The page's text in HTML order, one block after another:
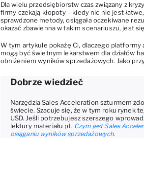
Dla wielu przedsiębiorstw czas związany z
firmy czekają kłopoty – kiedy nic nie jest
sprawdzone metody, osiągała oczekiwane
okazać zbawienna w takim scenariuszu, jest
W tym artykule pokażę Ci, dlaczego platformy
mogą być świetnym lekarstwem dla działów
obniżeniem wyników sprzedażowych. Jako
Dobrze wiedzieć
NarzędziaSales Acceleration szturmem
świecie. Szacuje się, że w tym roku rynek
USD. Jeśli potrzebujesz szerszego
lektury materiału pt. Czym jest Sales
osiąganiu wyników sprzedażowych.